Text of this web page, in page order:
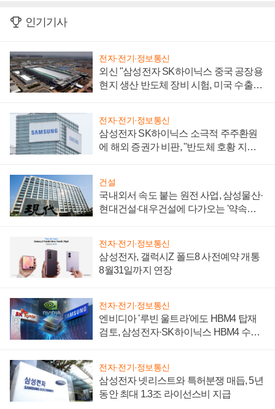
인기기사
전자·전기·정보통신
외신 "삼성전자 SK하이닉스 중국 공장용
현지 생산 반도체 장비 시험, 미국 수출통
전자·전기·정보통신
삼성전자 SK하이닉스 소극적 주주환원
에 해외 증권가 비판, "반도체 호황 지속
건설
국내외서 속도 붙는 원전 사업, 삼성물산·
현대건설·대우건설에 다가오는 '약속의
전자·전기·정보통신
삼성전자, 갤럭시Z 폴드8 사전예약 개통
8월31일까지 연장
전자·전기·정보통신
엔비디아 '루빈 울트라'에도 HBM4 탑재
검토, 삼성전자·SK하이닉스 HBM4 수율
전자·전기·정보통신
삼성전자 넷리스트와 특허분쟁 매듭, 5년
동안 최대 1.3조 라이선스비 지급